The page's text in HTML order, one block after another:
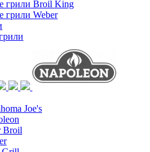
грили Broil King
грили Weber
Joe's
Broil